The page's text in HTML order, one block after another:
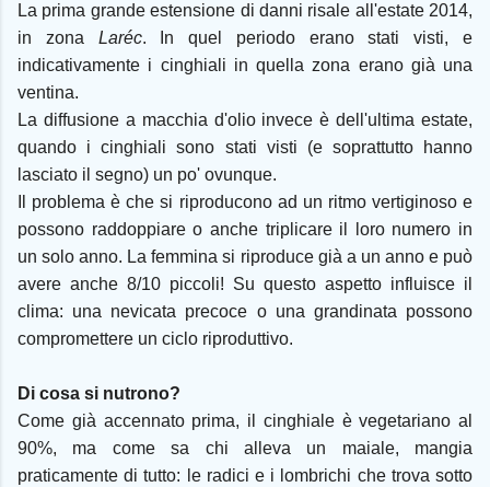
La prima grande estensione di danni risale all'estate 2014,
in zona Laréc. In quel periodo erano stati visti, e
indicativamente i cinghiali in quella zona erano già una
ventina.
La diffusione a macchia d'olio invece è dell'ultima estate,
quando i cinghiali sono stati visti (e soprattutto hanno
lasciato il segno) un po' ovunque.
Il problema è che si riproducono ad un ritmo vertiginoso e
possono raddoppiare o anche triplicare il loro numero in
un solo anno. La femmina si riproduce già a un anno e può
avere anche 8/10 piccoli! Su questo aspetto influisce il
clima: una nevicata precoce o una grandinata possono
compromettere un ciclo riproduttivo.
Di cosa si nutrono?
Come già accennato prima, il cinghiale è vegetariano al
90%, ma come sa chi alleva un maiale, mangia
praticamente di tutto: le radici e i lombrichi che trova sotto